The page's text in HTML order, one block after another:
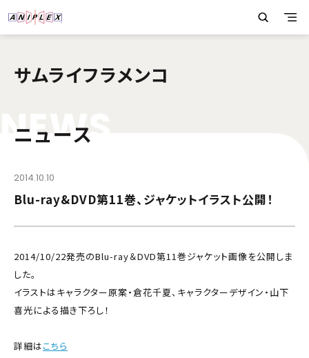
サムライフラメンコ
NEWS
ニュース
2014.10.10
Blu-ray&DVD第11巻、ジャケットイラスト公開！
2014/10/22発売のBlu-ray＆DVD第11巻ジャケット画像を公開しま
した。
イラストはキャラクター原案・倉花千夏、キャラクターデザイン・山下
喜光による描き下ろし！
詳細はこちら